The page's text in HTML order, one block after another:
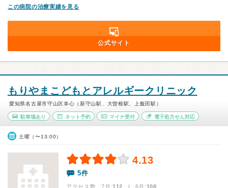
この病院の治療実績を見る
公式サイト
もりやまこどもとアレルギークリニック
愛知県名古屋市守山区幸心（新守山駅、大曽根駅、上飯田駅）
駐車場あり ネット予約 マイナ受付 電子処方せん対応
土曜（〜13:00）
4.13
5件
アクセス数 7月:112 | 6月:108